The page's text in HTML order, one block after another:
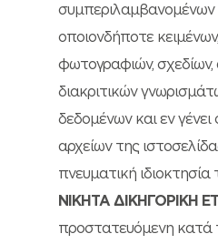
συμπεριλαμβανομένων
οποιονδήποτε
φωτογραφιών, σχεδίων,
διακριτικών
δεδομένων και εν
αρχείων της
πνευματική ιδιοκτησία
ΝΙΚΗΤΑ ΔΙΚΗΓΟΡΙΚΗ
προστατευόμενη κατά